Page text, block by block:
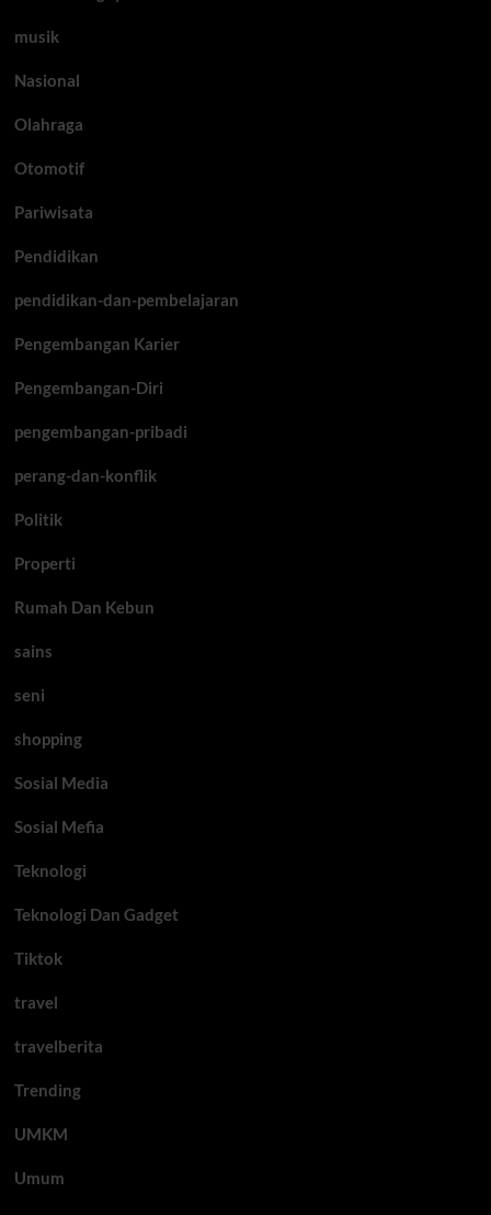
musik
Nasional
Olahraga
Otomotif
Pariwisata
Pendidikan
pendidikan-dan-pembelajaran
Pengembangan Karier
Pengembangan-Diri
pengembangan-pribadi
perang-dan-konflik
Politik
Properti
Rumah Dan Kebun
sains
seni
shopping
Sosial Media
Sosial Mefia
Teknologi
Teknologi Dan Gadget
Tiktok
travel
travelberita
Trending
UMKM
Umum